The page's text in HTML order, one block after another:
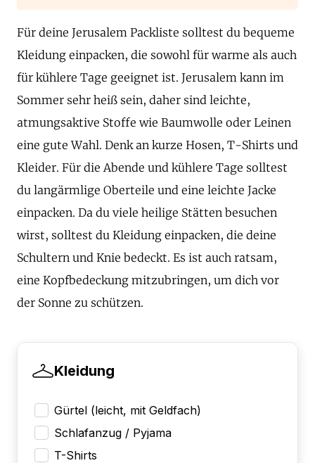
Für deine Jerusalem Packliste solltest du bequeme
Kleidung einpacken, die sowohl für warme als auch
für kühlere Tage geeignet ist. Jerusalem kann im
Sommer sehr heiß sein, daher sind leichte,
atmungsaktive Stoffe wie Baumwolle oder Leinen
eine gute Wahl. Denk an kurze Hosen, T-Shirts und
Kleider. Für die Abende und kühlere Tage solltest
du langärmlige Oberteile und eine leichte Jacke
einpacken. Da du viele heilige Stätten besuchen
wirst, solltest du Kleidung einpacken, die deine
Schultern und Knie bedeckt. Es ist auch ratsam,
eine Kopfbedeckung mitzubringen, um dich vor
der Sonne zu schützen.
Kleidung
Gürtel (leicht, mit Geldfach)
Schlafanzug / Pyjama
T-Shirts